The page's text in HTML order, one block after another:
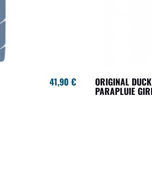
41,90 € ORIGINAL
PARAPLUIE